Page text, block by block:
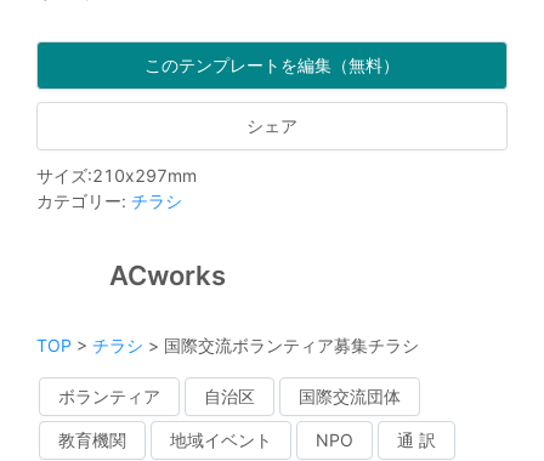
このテンプレートを編集（無料）
シェア
サイズ:210x297mm
カテゴリー: チラシ
ACworks
TOP > チラシ > 国際交流ボランティア募集チラシ
ボランティア 自治区 国際交流団体
教育機関 地域イベント NPO 通 訳